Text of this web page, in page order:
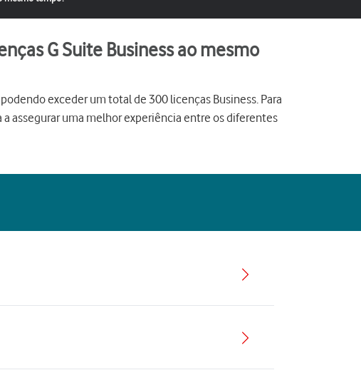
G Suite Business ao mesmo
exceder um total de 300 licenças Business. Para
assegurar uma melhor experiência entre os diferentes